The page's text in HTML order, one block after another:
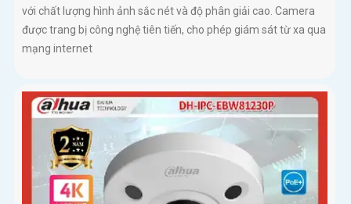
với chất lượng hình ảnh sắc nét và độ phân giải cao. Camera
được trang bị công nghệ tiên tiến, cho phép giám sát từ xa qua
mạng internet